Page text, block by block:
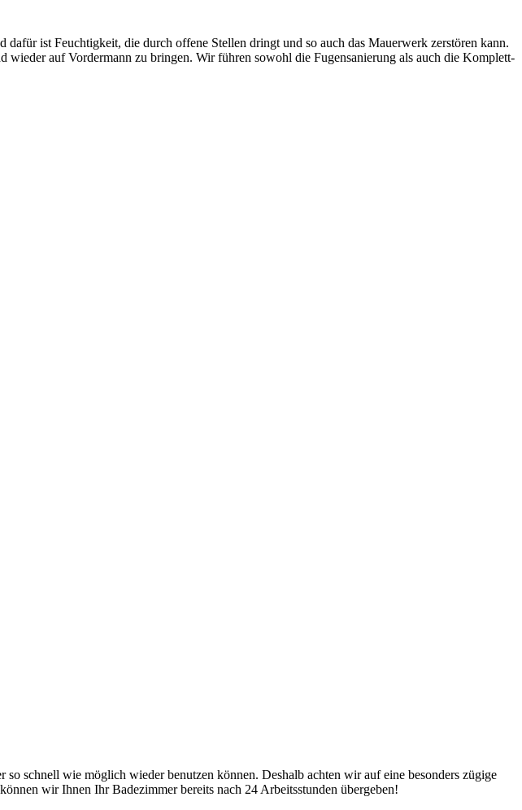
ist Feuchtigkeit, die durch offene Stellen dringt und so auch das Mauerwerk zerstören kann.
auf Vordermann zu bringen. Wir führen sowohl die Fugensanierung als auch die Komplett-
schnell wie möglich wieder benutzen können. Deshalb achten wir auf eine besonders zügige
wir Ihnen Ihr Badezimmer bereits nach 24 Arbeitsstunden übergeben!